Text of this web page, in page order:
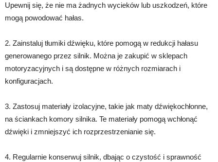
Upewnij się, że nie ma żadnych wycieków lub uszkodzeń, które
mogą powodować hałas.
2. Zainstaluj tłumiki dźwięku, które pomogą w redukcji hałasu
generowanego przez silnik. Można je zakupić w sklepach
motoryzacyjnych i są dostępne w różnych rozmiarach i
konfiguracjach.
3. Zastosuj materiały izolacyjne, takie jak maty dźwiękochłonne,
na ściankach komory silnika. Te materiały pomogą wchłonąć
dźwięki i zmniejszyć ich rozprzestrzenianie się.
4. Regularnie konserwuj silnik, dbając o czystość i sprawność